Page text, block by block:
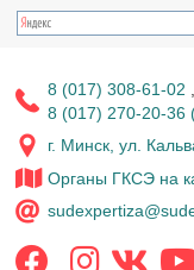
8 (017) 308-61-02
8 (017) 270-20-36
г. Минск, ул.
Органы ГКСЭ на